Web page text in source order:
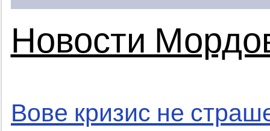
Новости
Вове кризис не